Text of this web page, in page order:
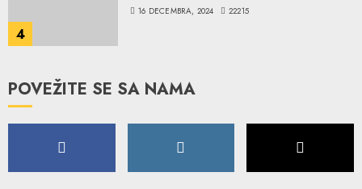
4
16 DECEMBRA, 2024 22215
POVEŽITE SE SA NAMA